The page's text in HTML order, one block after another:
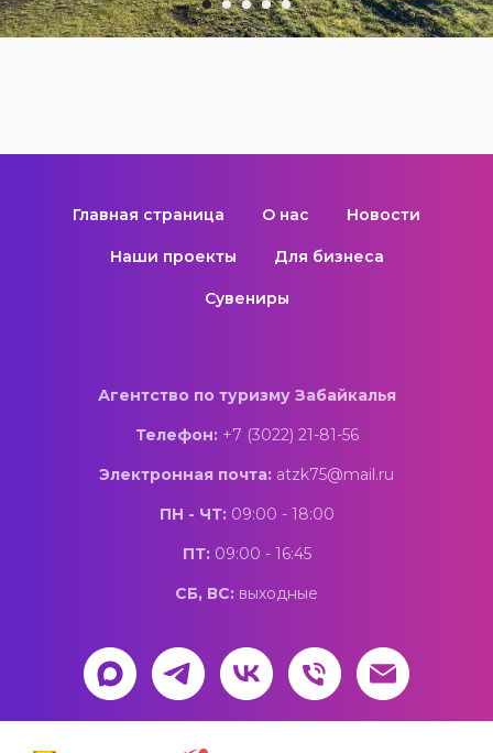
Главная страница О нас Новости
Наши проекты Для бизнеса
Сувениры
Агентство по туризму Забайкалья
Телефон:+7 (3022) 21-81-56
Электронная почта: atzk75@mail.ru
ПН - ЧТ:09:00 - 18:00
ПТ:09:00 - 16:45
СБ, ВС: выходные